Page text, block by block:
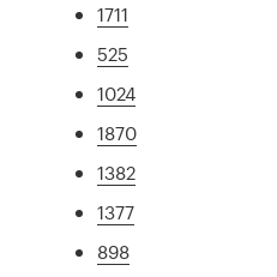
1711
525
1024
1870
1382
1377
898